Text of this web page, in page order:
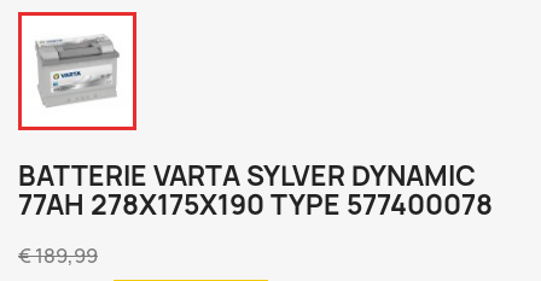
BATTERIE VARTA SYLVER DYNAMIC
77AH 278X175X190 TYPE 577400078
€ 189,99